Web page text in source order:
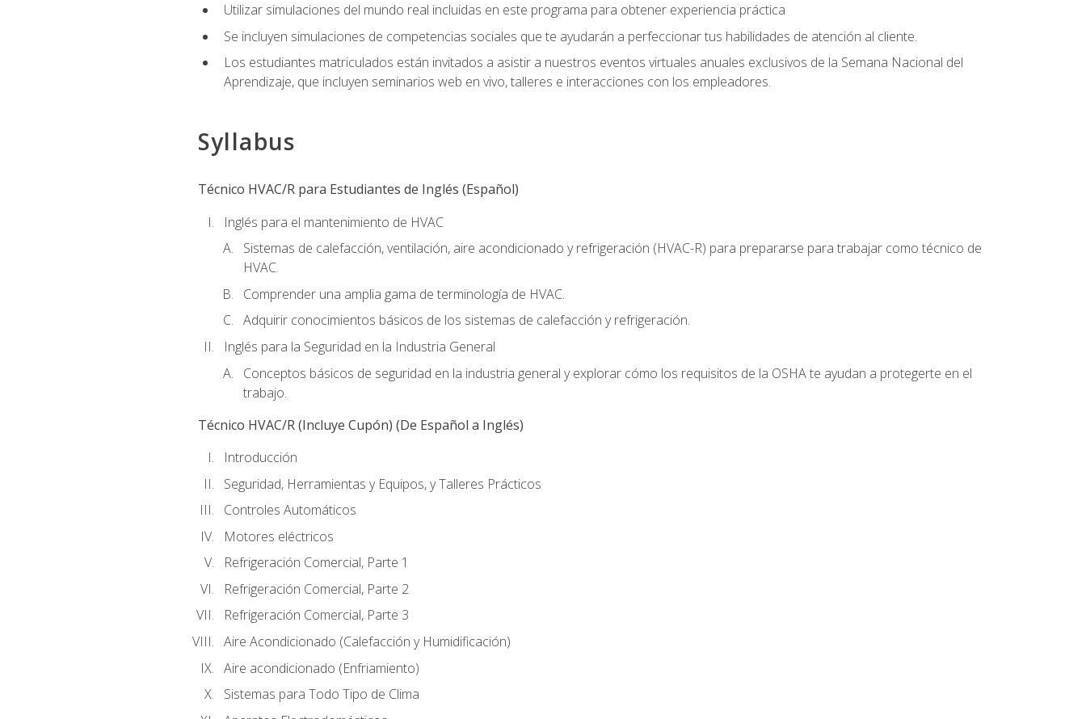
Utilizar simulaciones del mundo real incluidas en este programa para obtener experiencia práctica
Se incluyen simulaciones de competencias sociales que te ayudarán a perfeccionar tus habilidades de atención al cliente.
Los estudiantes matriculados están invitados a asistir a nuestros eventos virtuales anuales exclusivos de la Semana Nacional del
Aprendizaje, que incluyen seminarios web en vivo, talleres e interacciones con los empleadores.
Syllabus
Técnico HVAC/R para Estudiantes de Inglés (Español)
Inglés para el mantenimiento de HVAC
Sistemas de calefacción, ventilación, aire acondicionado y refrigeración (HVAC-R) para prepararse para trabajar como técnico de
HVAC.
Comprender una amplia gama de terminología de HVAC.
Adquirir conocimientos básicos de los sistemas de calefacción y refrigeración.
Inglés para la Seguridad en la Industria General
Conceptos básicos de seguridad en la industria general y explorar cómo los requisitos de la OSHA te ayudan a protegerte en el
trabajo.
Técnico HVAC/R (Incluye Cupón) (De Español a Inglés)
Introducción
Seguridad, Herramientas y Equipos, y Talleres Prácticos
Controles Automáticos
Motores eléctricos
Refrigeración Comercial, Parte 1
Refrigeración Comercial, Parte 2
Refrigeración Comercial, Parte 3
Aire Acondicionado (Calefacción y Humidificación)
Aire acondicionado (Enfriamiento)
Sistemas para Todo Tipo de Clima